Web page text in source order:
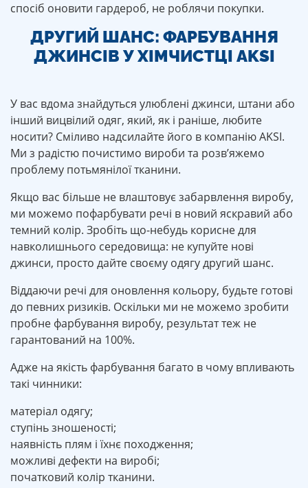
спосіб оновити гардероб, не роблячи покупки.
ДРУГИЙ ШАНС: ФАРБУВАННЯ
ДЖИНСІВ У ХІМЧИСТЦІ AKSI
У вас вдома знайдуться улюблені джинси, штани або
інший вицвілий одяг, який, як і раніше, любите
носити? Сміливо надсилайте його в компанію AKSI.
Ми з радістю почистимо вироби та розв’яжемо
проблему потьмянілої тканини.
Якщо вас більше не влаштовує забарвлення виробу,
ми можемо пофарбувати речі в новий яскравий або
темний колір. Зробіть що-небудь корисне для
навколишнього середовища: не купуйте нові
джинси, просто дайте своєму одягу другий шанс.
Віддаючи речі для оновлення кольору, будьте готові
до певних ризиків. Оскільки ми не можемо зробити
пробне фарбування виробу, результат теж не
гарантований на 100%.
Адже на якість фарбування багато в чому впливають
такі чинники:
матеріал одягу;
ступінь зношеності;
наявність плям і їхнє походження;
можливі дефекти на виробі;
початковий колір тканини.